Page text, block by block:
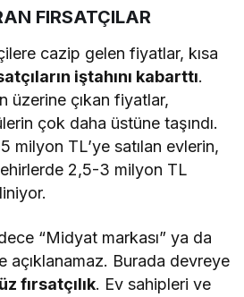
FIRSATÇILAR
cazip gelen fiyatlar, kısa
iştahını kabarttı.
üzerine çıkan fiyatlar,
çok daha üstüne taşındı.
milyon TL’ye satılan evlerin,
2,5-3 milyon TL
“Midyat markası” ya da
açıklanamaz. Burada devreye
fırsatçılık. Ev sahipleri ve